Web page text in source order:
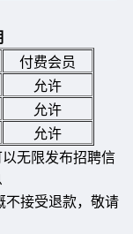
付费会员
允许
允许
允许
无限发布招聘信
不接受退款，敬请